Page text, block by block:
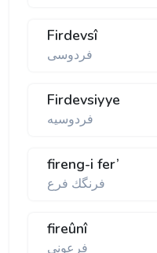
Firdevsî
فردوسی
Firdevsiyye
فردوسيه
fireng-i fer’
فرنگك فرع
fireûnî
فرعونی